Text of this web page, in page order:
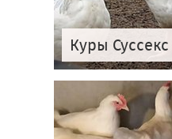
Куры Суссекс